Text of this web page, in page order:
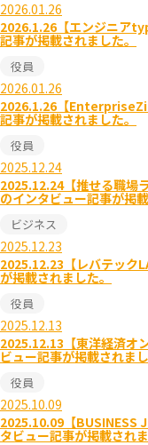
2026.01.26
2026.1.26【エンジニア
記事が掲載されました。
役員
2026.01.26
2026.1.26【
記事が掲載されました。
役員
2025.12.24
2025.12.24【推せる職
のインタビュー記事が掲
ビジネス
2025.12.23
2025.12.23【レバテック
が掲載されました。
役員
2025.12.13
2025.12.13【東洋経済オ
ビュー記事が掲載されまし
役員
2025.10.09
2025.10.09【BUSINESS
タビュー記事が掲載されま